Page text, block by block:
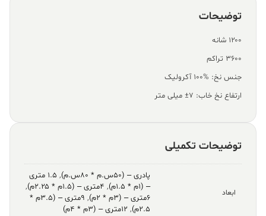
توضیحات
۱۲۰۰ شانه
۳۶۰۰ تراکم
جنس نخ: %100 آکرولیک
ارتفاع نخ خاب: ۷± میلی متر
توضیحات تکمیلی
ابعاد
پادری – (۵۰س.م * ۸۰س.م) ,
۱.۵ متری
– (۱م * ۱.۵م)
, ۴متری – (۱.۵م * ۲.۲۵م)
,
۶متری – (۳م * ۲م)
,
۹متری – (۳.۵م *
۲.۵م)
, ۱۲متری – (۳م * ۴م)